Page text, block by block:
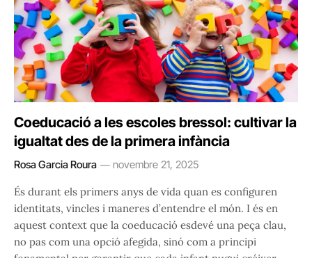
Coeducació a les escoles bressol: cultivar la
igualtat des de la primera infància
Rosa Garcia Roura novembre 21, 2025
És durant els primers anys de vida quan es configuren
identitats, vincles i maneres d’entendre el món. I és en
aquest context que la coeducació esdevé una peça clau,
no pas com una opció afegida, sinó com a principi